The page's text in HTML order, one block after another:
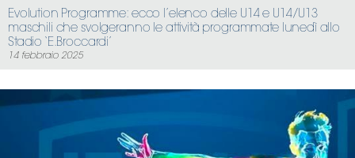
Evolution Programme: ecco l’elenco delle U14 e U14/U13
maschili che svolgeranno le attività programmate lunedì allo
Stadio ‘E.Broccardi’
14 febbraio 2025